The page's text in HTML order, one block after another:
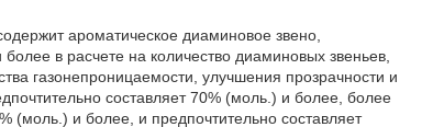
ароматическое диаминовое звено,
в расчете на количество диаминовых звеньев,
газонепроницаемости, улучшения прозрачности и
составляет 70% (моль.) и более, более
(моль.) и более, и предпочтительно составляет